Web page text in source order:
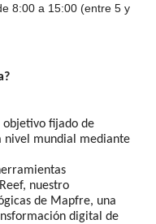
8:00 a 15:00 (entre 5 y
objetivo fijado de
mundial mediante
Reef, nuestro
de Mapfre, una
digital de